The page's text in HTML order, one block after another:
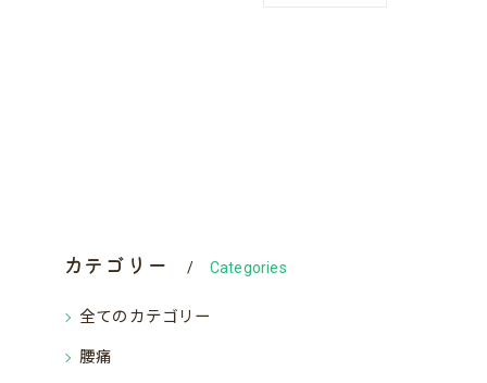
カテゴリー Categories
全てのカテゴリー
腰痛